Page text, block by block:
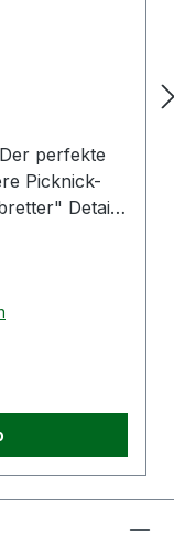
perfekte
Picknick-
Details:
130x170cm
zum